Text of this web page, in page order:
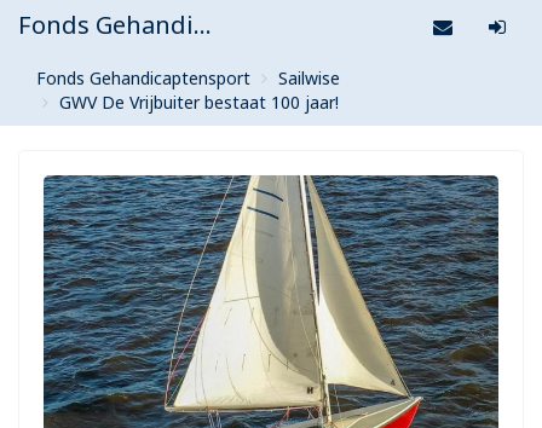
Fonds Gehandicaptensport
Fonds Gehandicaptensport
Sailwise
GWV De Vrijbuiter bestaat 100 jaar!